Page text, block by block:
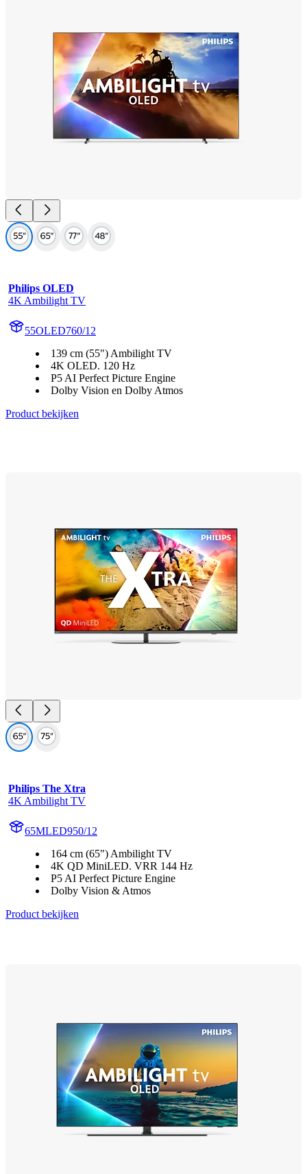
Philips OLED
4K Ambilight TV
55OLED760/12
139 cm (55") Ambilight TV
4K OLED. 120 Hz
P5 AI Perfect Picture Engine
Dolby Vision en Dolby Atmos
Product bekijken
Philips The Xtra
4K Ambilight TV
65MLED950/12
164 cm (65") Ambilight TV
4K QD MiniLED. VRR 144 Hz
P5 AI Perfect Picture Engine
Dolby Vision & Atmos
Product bekijken